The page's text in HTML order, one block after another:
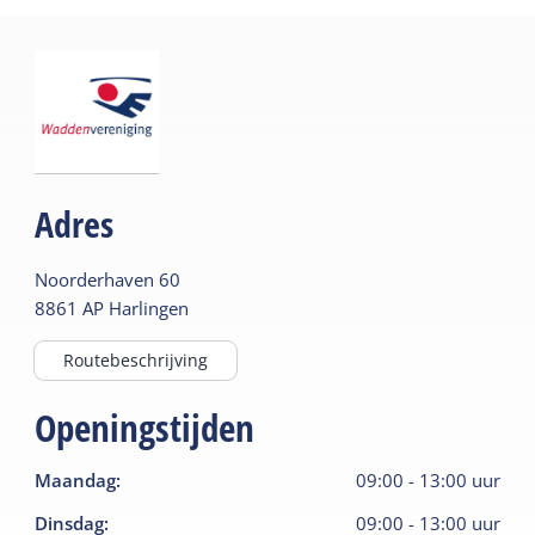
Adres
Noorderhaven 60
8861 AP Harlingen
Routebeschrijving
Openingstijden
Maandag: 09:00 - 13:00 uur
Dinsdag: 09:00 - 13:00 uur